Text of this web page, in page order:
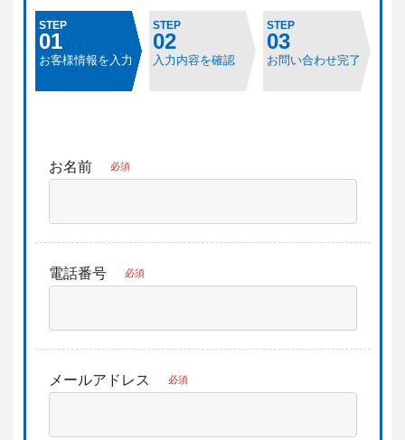
STEP
01
お客様情報を入力
STEP
02
入力内容を確認
STEP
03
お問い合わせ完了
お名前 必須
電話番号 必須
メールアドレス 必須